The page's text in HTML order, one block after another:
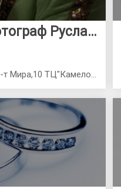
Отвязный Фотограф Руслан Мордвинов
г.Краснознаменск,пр-т Мира,10 ТЦ"Камелот"